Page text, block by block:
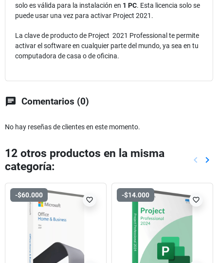
solo es válida para la instalación en 1 PC. Esta licencia solo se
puede usar una vez para activar Project 2021.
La clave de producto de Project 2021 Professional te permite
activar el software en cualquier parte del mundo, ya sea en tu
computadora de casa o de oficina.
chat Comentarios (0)
No hay reseñas de clientes en este momento.
12 otros productos en la misma
categoría:
keyboard_arrow_left keyboard_arrow_right
-$60.000
favorite_border
-$14.000
favorite_border